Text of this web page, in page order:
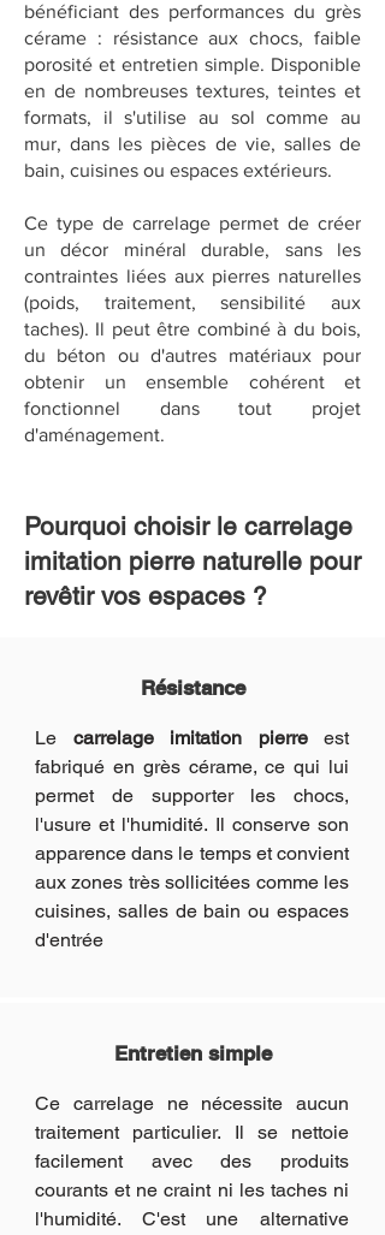
bénéficiant des performances du grès
cérame : résistance aux chocs, faible
porosité et entretien simple. Disponible
en de nombreuses textures, teintes et
formats, il s'utilise au sol comme au
mur, dans les pièces de vie, salles de
bain, cuisines ou espaces extérieurs.
Ce type de carrelage permet de créer
un décor minéral durable, sans les
contraintes liées aux pierres naturelles
(poids, traitement, sensibilité aux
taches). Il peut être combiné à du bois,
du béton ou d'autres matériaux pour
obtenir un ensemble cohérent et
fonctionnel dans tout projet
d'aménagement.
Pourquoi choisir le carrelage
imitation pierre naturelle pour
revêtir vos espaces ?
Résistance
Le carrelage imitation pierreest
fabriqué en grès cérame, ce qui lui
permet de supporter les chocs,
l'usure et l'humidité. Il conserve son
apparence dans le temps et convient
aux zones très sollicitées comme les
cuisines, salles de bain ou espaces
d'entrée
Entretien simple
Ce carrelage ne nécessite aucun
traitement particulier. Il se nettoie
facilement avec des produits
courants et ne craint ni les taches ni
l'humidité. C'est une alternative